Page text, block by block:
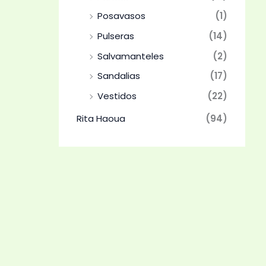
Posavasos
(1)
Pulseras
(14)
Salvamanteles
(2)
Sandalias
(17)
Vestidos
(22)
Rita Haoua
(94)